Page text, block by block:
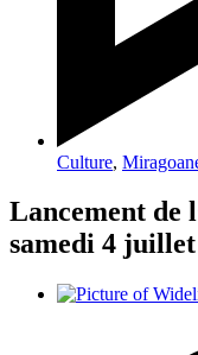
Culture,
Lancement de
samedi 4